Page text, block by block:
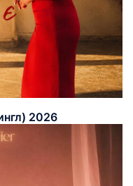
2026